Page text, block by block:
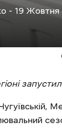
- 19 Жовтня